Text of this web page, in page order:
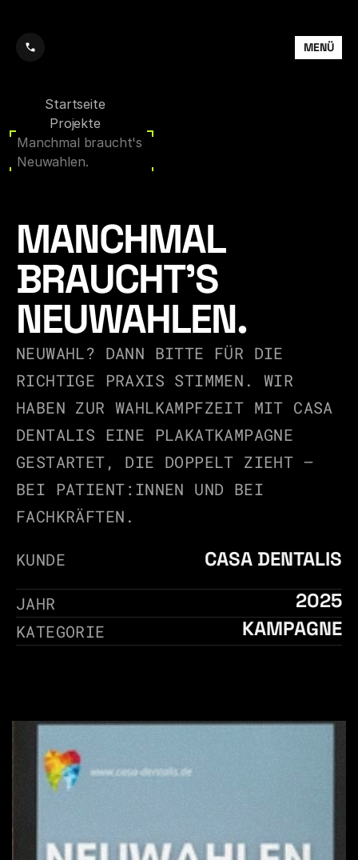
MENÜ
Startseite
Projekte
Manchmal braucht's
Neuwahlen.
MANCHMAL
BRAUCHT'S
NEUWAHLEN.
NEUWAHL? DANN BITTE FÜR DIE
RICHTIGE PRAXIS STIMMEN. WIR
HABEN ZUR WAHLKAMPFZEIT MIT CASA
DENTALIS EINE PLAKATKAMPAGNE
GESTARTET, DIE DOPPELT ZIEHT –
BEI PATIENT:INNEN UND BEI
FACHKRÄFTEN.
KUNDE CASA DENTALIS
JAHR 2025
KATEGORIE KAMPAGNE